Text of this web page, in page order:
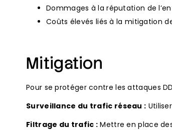
Dommages à la réputation de
Coûts élevés liés à la mitigation
Mitigation
Pour se protéger contre les attaques
Surveillance du trafic réseau :
Filtrage du trafic : Mettre en place